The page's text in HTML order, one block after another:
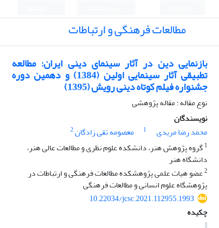
مطالعات فرهنگی و ارتباطات
بازنمایی دین در آثار سینمای دینی ایران: مطالعه
تطبیقی آثار سینمایی اولین (1384) و دهمین دوره
جشنواره فیلم کوتاه دینی رویش (1395)
نوع مقاله : مقاله پژوهشی
نویسندگان
محمد رضا مریدی
1 معصومه تقی زادگان2
1گروه پژوهش هنر، دانشکده علوم نظری و مطالعات عالی هنر،
دانشگاه هنر
2عضو هیات علمی پژوهشکده مطالعات فرهنگی و ارتباطات در
پژوهشگاه علوم انسانی و مطالعات فرهنگی
10.22034/jcsc.2021.112955.1993
چکیده